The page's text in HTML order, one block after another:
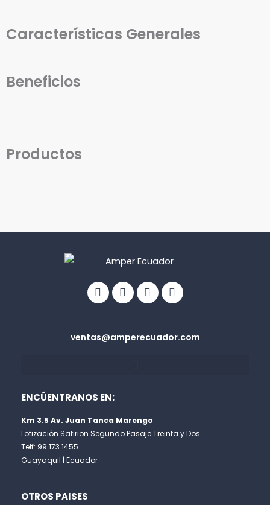
Características Generales
Beneficios
Productos
circle
ventas@amperecuador.com
ENCÚENTRANOS EN:
Km 3.5 Av. Juan Tanca Marengo
Lotización Satirion Segundo Pasaje Treinta y Dos
Telf: 99 173 1455
Guayaquil | Ecuador
OTROS PAISES